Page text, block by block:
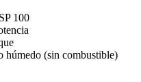
100
húmedo (sin combustible)